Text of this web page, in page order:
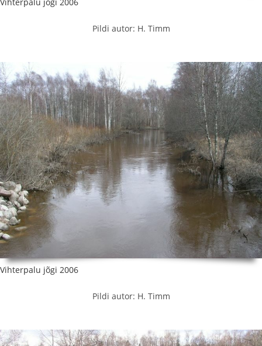
Pildi autor: H. Timm
Vihterpalu jõgi 2006
Pildi autor: H. Timm